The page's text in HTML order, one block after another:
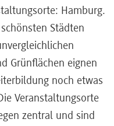
Hamburg.
Städten
Grünflächen eignen
noch etwas
Veranstaltungsorte
zentral und sind